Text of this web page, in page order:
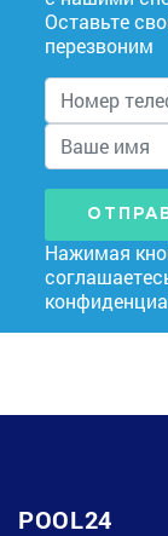
Оставьте
перезвоним
Нажимая
POOL24